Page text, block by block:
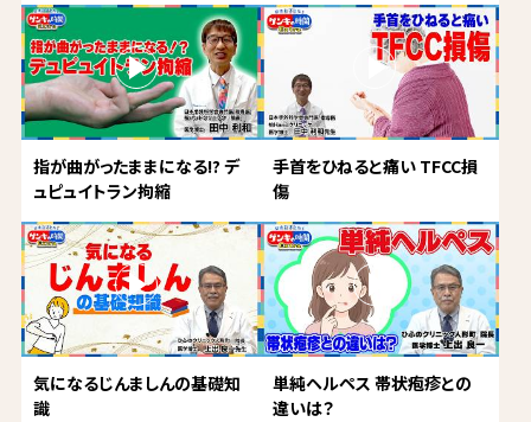
指が曲がったままになる!? デ
ュピュイトラン拘縮
手首をひねると痛い TFCC損
傷
気になるじんましんの基礎知
識
単純ヘルペス 帯状疱疹との
違いは？